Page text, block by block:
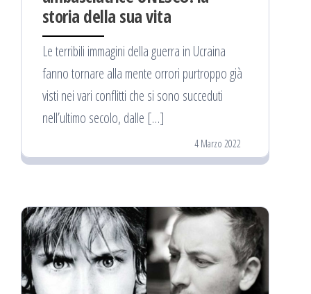
storia della sua vita
Le terribili immagini della guerra in Ucraina
fanno tornare alla mente orrori purtroppo già
visti nei vari conflitti che si sono succeduti
nell’ultimo secolo, dalle […]
4 Marzo 2022